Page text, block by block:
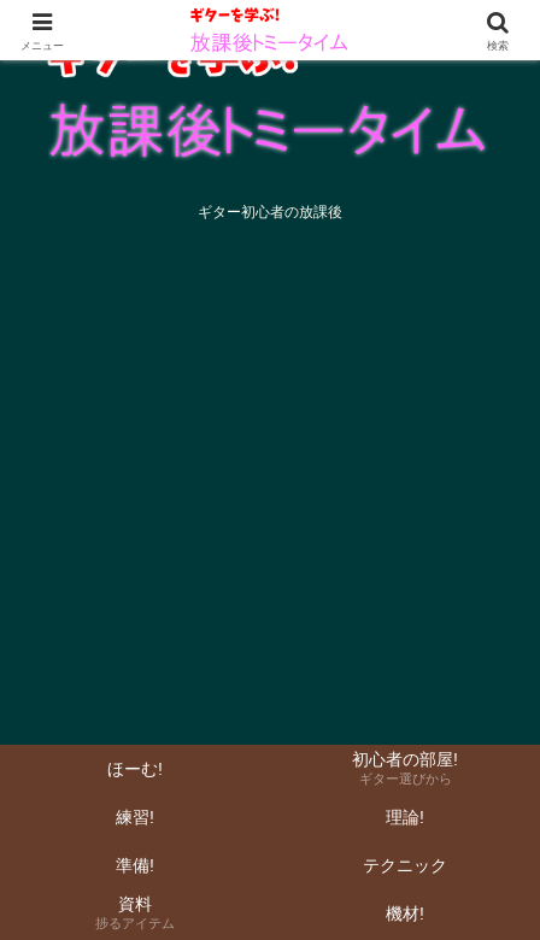
ギター初心者の放課後
ほーむ! 初心者の部屋!
ギター選びから
練習! 理論!
準備!
テクニック
資料
捗るアイテム 機材!
メニュー 検索